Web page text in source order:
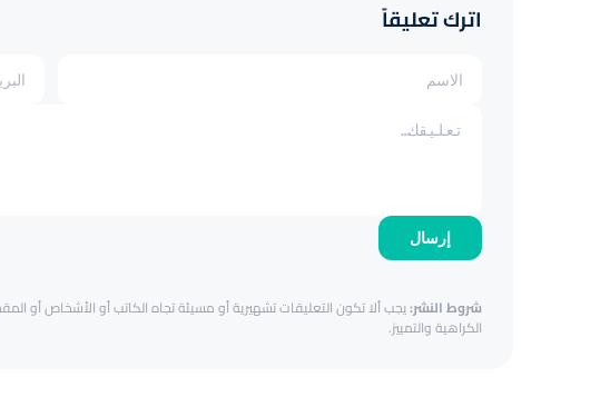
اترك تعليقاً
إرسال
شروط النشر:يجب ألا تكون التعليقات تشهيرية أو مسيئة تجاه الكاتب أو الأشخاص أو
الكراهية والتمييز.